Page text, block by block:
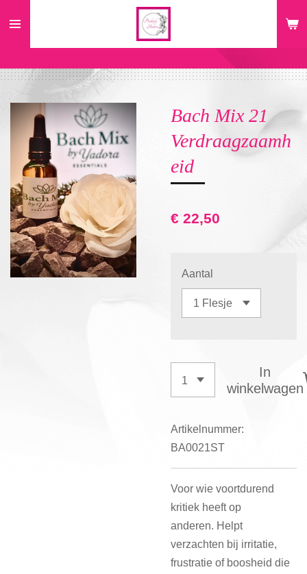
de
hoofdinhoud
Bach Mix 21
Verdraagzaamh
eid
€ 22,50
Aantal
In
winkelwagen
Artikelnummer:
BA0021ST
Voor wie voortdurend
kritiek heeft op
anderen. Helpt
verzachten bij irritatie,
frustratie of boosheid die